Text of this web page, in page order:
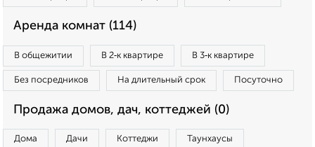
Аренда комнат (114)
В общежитии В 2‑к квартире В 3‑к квартире
Без посредников На длительный срок Посуточно
Продажа домов, дач, коттеджей (0)
Дома Дачи Коттеджи Таунхаусы